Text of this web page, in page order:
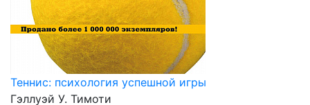
Теннис: психология успешной игры
Гэллуэй У. Тимоти